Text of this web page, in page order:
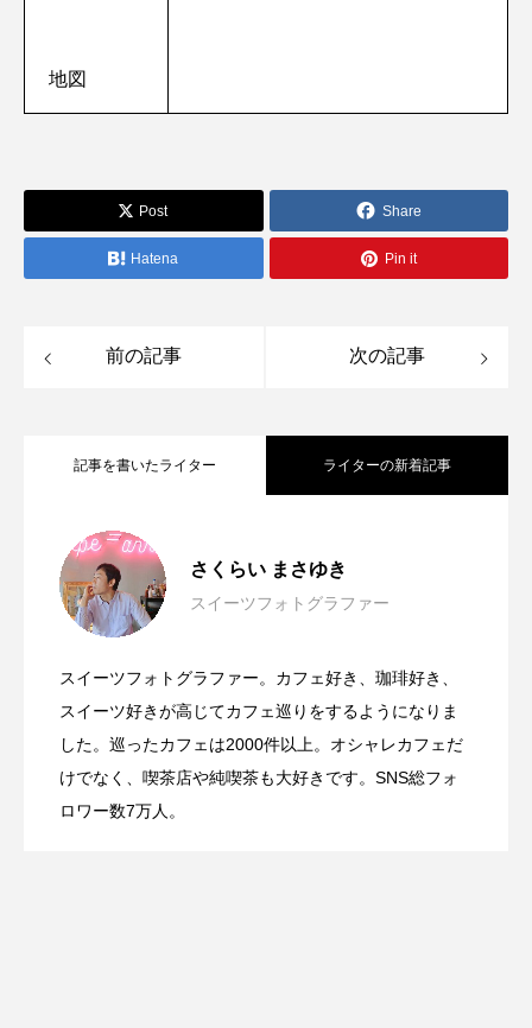
地図
Post Share
Hatena Pin it
前の記事 次の記事
記事を書いたライター ライターの新着記事
さくらい まさゆき
スイーツフォトグラファー
スイーツフォトグラファー。カフェ好き、珈琲好き、
スイーツ好きが高じてカフェ巡りをするようになりま
した。巡ったカフェは2000件以上。オシャレカフェだ
けでなく、喫茶店や純喫茶も大好きです。SNS総フォ
ロワー数7万人。
2026.03.17
パフェ」
2026.03.15
リー＆桜のアフタヌーンティー
2026.03.13 いちごの王様を堪能！ホテルニューオー
タニ幕張の「スーパースイーツビュッフ